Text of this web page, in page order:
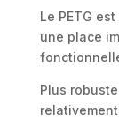
Le PETG
une place
Plus